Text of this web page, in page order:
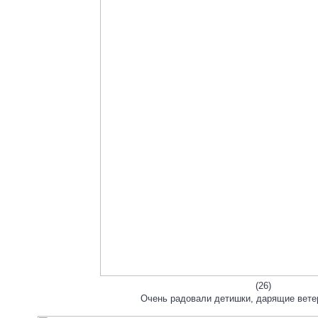
(26)
Очень радовали детишки, дарящие